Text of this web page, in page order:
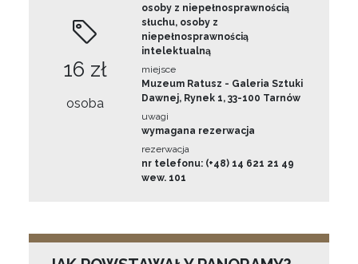
16 zł
osoba
osoby z niepełnosprawnością
słuchu, osoby z
niepełnosprawnością
intelektualną
miejsce
Muzeum Ratusz - Galeria Sztuki
Dawnej, Rynek 1, 33-100 Tarnów
uwagi
wymagana rezerwacja
rezerwacja
nr telefonu: (+48) 14 621 21 49
wew. 101